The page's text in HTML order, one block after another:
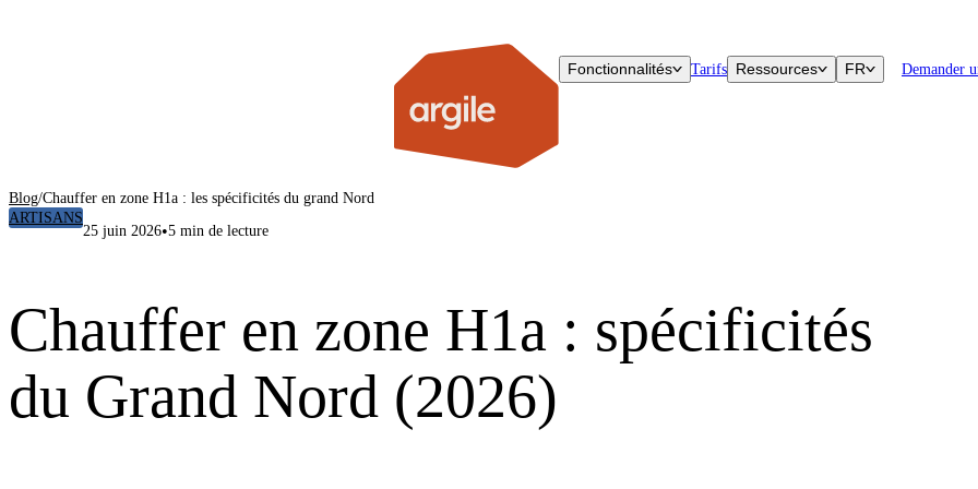
Fonctionnalités Tarifs Ressources FR Demander
Blog/Chauffer en zone H1a : les spécificités du grand Nord
ARTISANS
25 juin 2026•5 min de lecture
Chauffer en zone H1a : spécificités
du Grand Nord (2026)